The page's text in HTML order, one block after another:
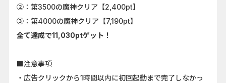
②：第3500の魔神クリア【2,400pt】
③：第4000の魔神クリア【7,190pt】
全て達成で11,030ptゲット！
■注意事項
・広告クリックから1時間以内に初回起動まで完了しなかっ